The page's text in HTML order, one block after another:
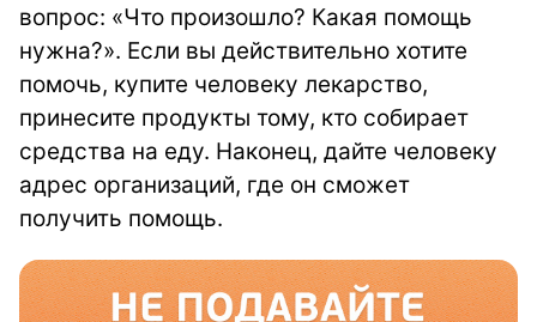
вопрос: «Что произошло? Какая помощь
нужна?». Если вы действительно хотите
помочь, купите человеку лекарство,
принесите продукты тому, кто собирает
средства на еду. Наконец, дайте человеку
адрес организаций, где он сможет
получить помощь.